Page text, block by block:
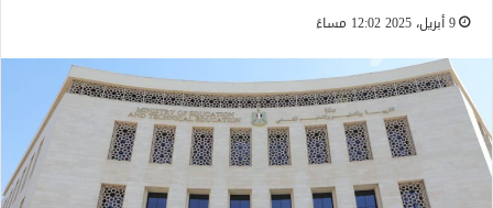
9 أبريل، 2025 12:02 مساءً